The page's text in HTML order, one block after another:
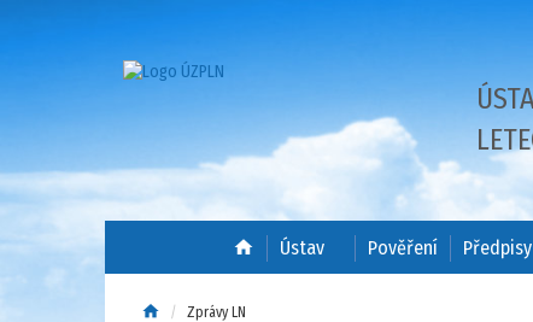
home Ústav Pověření Předpisy
home Zprávy LN